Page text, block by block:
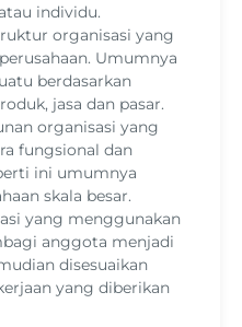
individu.
organisasi yang
Umumnya
berdasarkan
jasa dan pasar.
organisasi yang
fungsional dan
ini umumnya
skala besar.
yang menggunakan
anggota menjadi
disesuaikan
yang diberikan